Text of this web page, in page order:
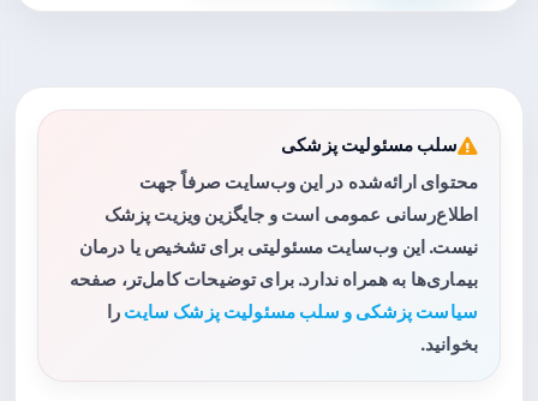
سلب مسئولیت پزشکی
محتوای ارائه‌شده در این وب‌سایت صرفاً جهت
اطلاع‌رسانی عمومی است و جایگزین ویزیت پزشک
نیست. این وب‌سایت مسئولیتی برای تشخیص یا درمان
بیماری‌ها به همراه ندارد. برای توضیحات کامل‌تر، صفحه
سیاست پزشکی و سلب مسئولیت پزشک سایت را
بخوانید.